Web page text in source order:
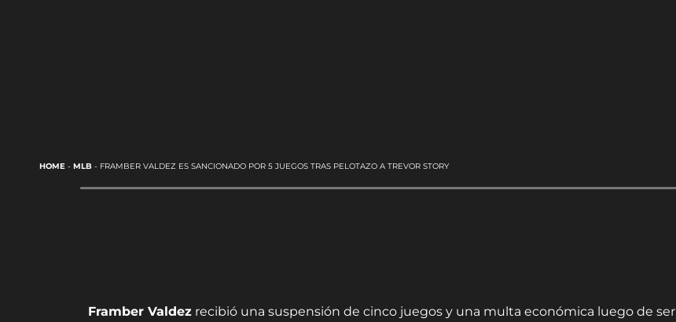
HOME- MLB- FRAMBER VALDEZ ES SANCIONADO POR 5 JUEGOS TRAS PELOTAZO A TREVOR STORY
Framber Valdez recibió una suspensión de cinco juegos y una multa económica luego de ser